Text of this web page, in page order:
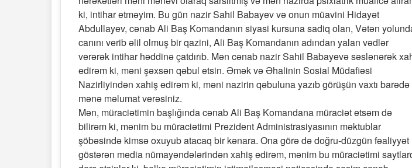
ki, intihar etməyim. Bu gün nazir Sahil Babayev və onun müavini Hidayət
Abdullayev, cənab Ali Baş Komandanın siyasi kursuna sadiq olan, Vətən
canını verib əlil olmuş bir qazini, Ali Baş Komandanın adından yalan vədlər
verərək intihar həddinə çatdırıb. Mən cənab nazir Sahil Babayevə səslənərək
edirəm ki, məni şəxsən qəbul etsin. Əmək və Əhalinin Sosial Müdafiəsi
Nazirliyindən xahiş edirəm ki, məni nazirin qəbuluna yazıb görüşün vaxtı barədə
mənə məlumat verəsiniz.
Mən, müraciətimin başlığında cənab Ali Baş Komandana müraciət etsəm də
bilirəm ki, mənim bu müraciətimi Prezident Administrasiyasının məktublar
şöbəsində kimsə oxuyub atacaq bir kənara. Ona görə də doğru-düzgün fəaliyyət
göstərən media nümayəndələrindən xahiş edirəm, mənim bu müraciətimi